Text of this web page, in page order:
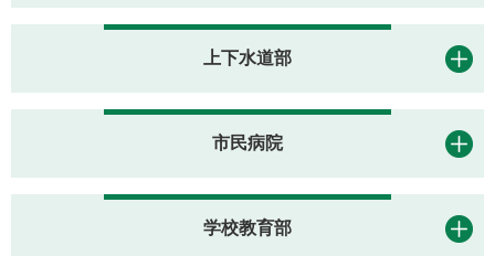
上下水道部
市民病院
学校教育部